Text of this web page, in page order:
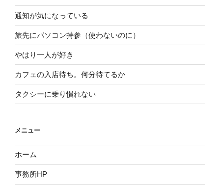
通知が気になっている
旅先にパソコン持参（使わないのに）
やはり一人が好き
カフェの入店待ち。何分待てるか
タクシーに乗り慣れない
メニュー
ホーム
事務所HP